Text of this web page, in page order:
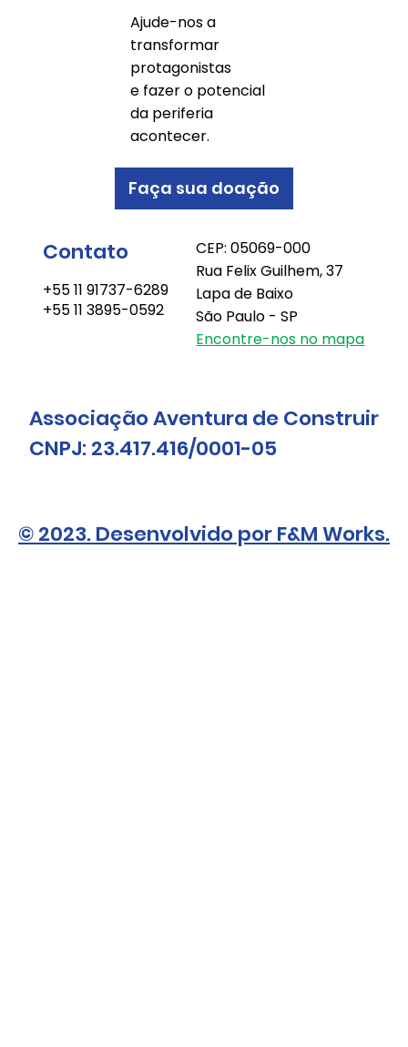
Ajude-nos a
transformar
protagonistas
e fazer o potencial
da periferia
acontecer.
Faça sua doação
Contato
+55 11 91737-6289
+55 11 3895-0592
CEP: 05069-000
Rua Felix Guilhem, 37
Lapa de Baixo
São Paulo - SP
Encontre-nos no mapa
© 2023. Desenvolvido por F&M Works.
Associação Aventura de Construir
CNPJ: 23.417.416/0001-05